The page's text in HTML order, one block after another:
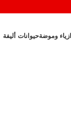
ازياء وموضةحيوانات أليفة